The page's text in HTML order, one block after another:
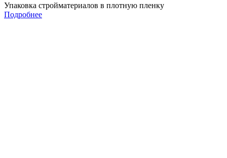
Упаковка стройматериалов в плотную пленку
Подробнее